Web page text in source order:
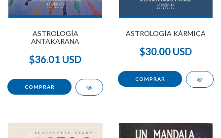
ASTROLOGÍA
ANTAKARANA
$36.01 USD
ASTROLOGÍA KÁRMICA
$30.00 USD